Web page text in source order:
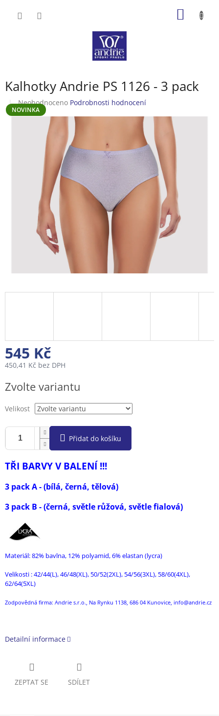
Kalhotky Andrie PS 1126 - 3 pack
NOVINKA
Průměrné
hodnocení
hvězdiček.
Neohodnoceno Podrobnosti hodnocení
545 Kč
450,41 Kč bez DPH
cena:
Zvolte variantu
Velikost
Přidat do košíku
TŘI BARVY V BALENÍ !!!
3 pack A - (bílá, černá, tělová)
3 pack B - (černá, světle růžová, světle fialová)
Materiál: 82% bavlna, 12% polyamid, 6% elastan (lycra)
Velikosti : 42/44(L), 46/48(XL), 50/52(2XL), 54/56(3XL), 58/60(4XL),
62/64(5XL)
Zodpovědná firma: Andrie s.r.o., Na Rynku 1138, 686 04 Kunovice, info@andrie.cz
Detailní informace
ZEPTAT SE SDÍLET